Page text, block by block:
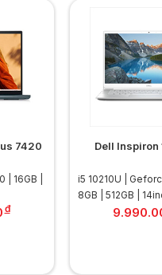
256GB
NVMe PCIe
15.6 inch
HD (1920 x 1080)
chói Anti Glare
7420
16GB |
đ
Dell Inspiron
i5 10210U |
8GB | 512GB |